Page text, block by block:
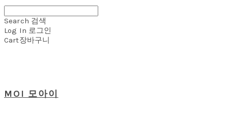
Search 검색
Log In 로그인
Cart장바구니
MOI 모아이